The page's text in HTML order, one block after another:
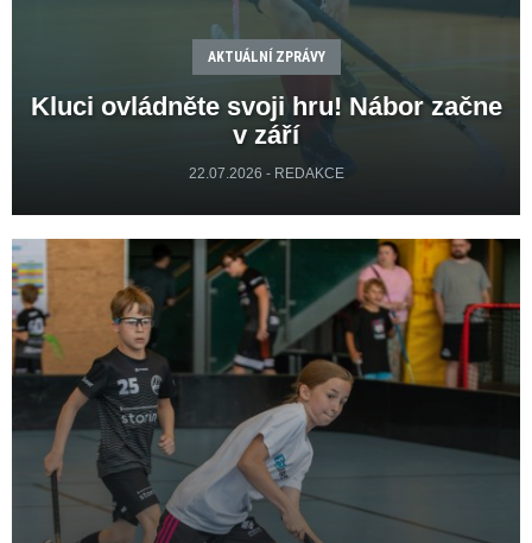
AKTUÁLNÍ ZPRÁVY
Kluci ovládněte svoji hru! Nábor začne
v září
22.07.2026 - REDAKCE